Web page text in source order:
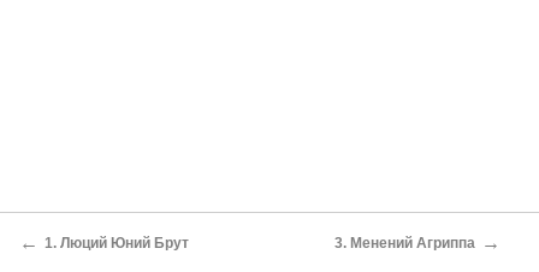
← 1. Люций Юний Брут 3. Менений Агриппа →